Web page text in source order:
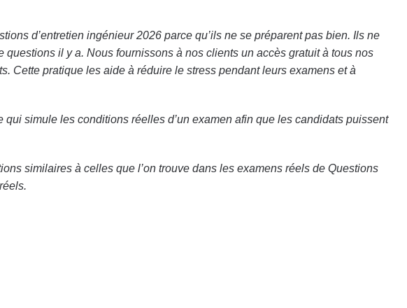
d’entretien ingénieur 2026 parce qu’ils ne se préparent pas bien. Ils ne
il y a. Nous fournissons à nos clients un accès gratuit à tous nos
Cette pratique les aide à réduire le stress pendant leurs examens et à
simule les conditions réelles d’un examen afin que les candidats puissent
similaires à celles que l’on trouve dans les examens réels de Questions